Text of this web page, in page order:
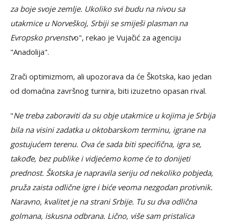
za boje svoje zemlje. Ukoliko svi budu na nivou sa
utakmice u Norveškoj, Srbiji se smiješi plasman na
Evropsko prvenstvo", rekao je Vujačić za agenciju
"Anadolija".
Zrači optimizmom, ali upozorava da će Škotska, kao jedan
od domaćina završnog turnira, biti izuzetno opasan rival.
"Ne treba zaboraviti da su obje utakmice u kojima je Srbija
bila na visini zadatka u oktobarskom terminu, igrane na
gostujućem terenu. Ova će sada biti specifična, igra se,
takođe, bez publike i vidjećemo kome će to donijeti
prednost. Škotska je napravila seriju od nekoliko pobjeda,
pruža zaista odlične igre i biće veoma nezgodan protivnik.
Naravno, kvalitet je na strani Srbije. Tu su dva odlična
golmana, iskusna odbrana. Lično, više sam pristalica